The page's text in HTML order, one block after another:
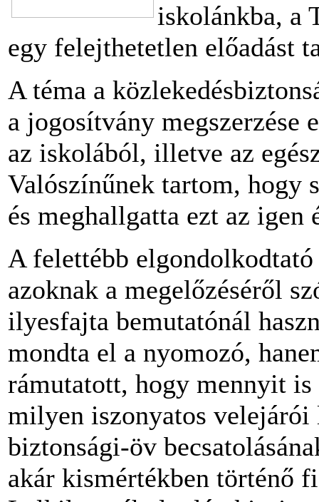
iskolánkba, a
egy felejthetetlen előadást
A téma a
a jogosítvány
az iskolából, illetve az
Valószínűnek tartom, hogy
és meghallgatta ezt az igen
A felettébb
azoknak a megelőzéséről
ilyesfajta bemutatónál
mondta el a nyomozó,
rámutatott, hogy mennyit
milyen iszonyatos velejárói
biztonsági-öv
akár kismértékben történő